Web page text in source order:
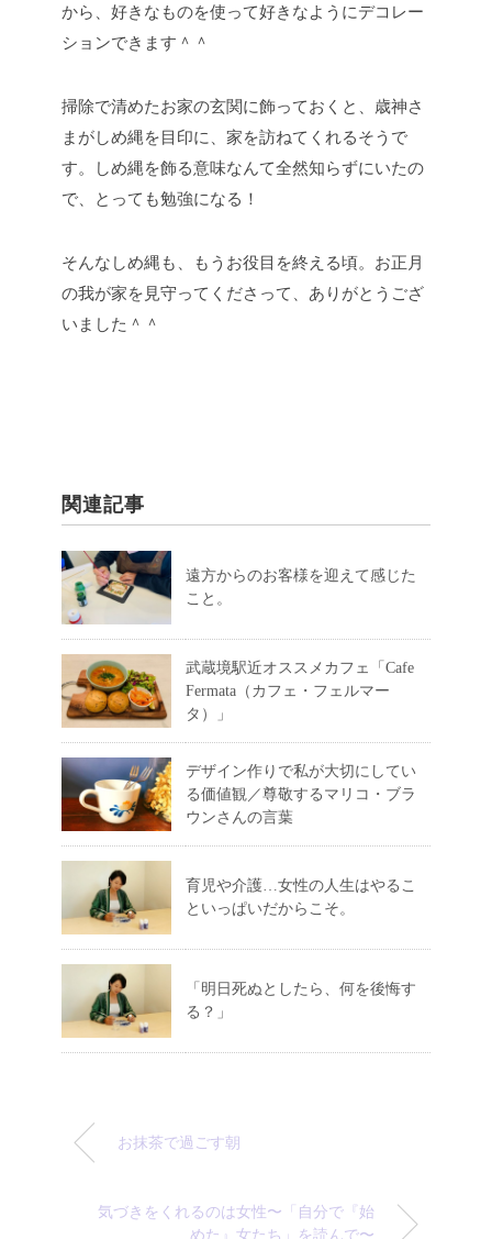
から、好きなものを使って好きなようにデコレー
ションできます＾＾
掃除で清めたお家の玄関に飾っておくと、歳神さ
まがしめ縄を目印に、家を訪ねてくれるそうで
す。しめ縄を飾る意味なんて全然知らずにいたの
で、とっても勉強になる！
そんなしめ縄も、もうお役目を終える頃。お正月
の我が家を見守ってくださって、ありがとうござ
いました＾＾
関連記事
遠方からのお客様を迎えて感じた
こと。
武蔵境駅近オススメカフェ「Cafe
Fermata（カフェ・フェルマー
タ）」
デザイン作りで私が大切にしてい
る価値観／尊敬するマリコ・ブラ
ウンさんの言葉
育児や介護…女性の人生はやるこ
といっぱいだからこそ。
「明日死ぬとしたら、何を後悔す
る？」
お抹茶で過ごす朝
気づきをくれるのは女性〜「自分で『始
めた』女たち」を読んで〜